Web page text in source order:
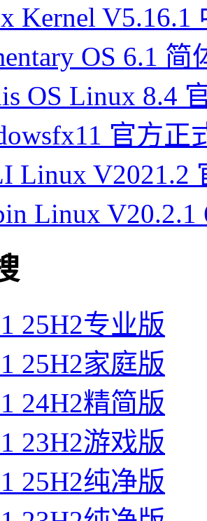
Kernel V5.16.1
OS 6.1
OS Linux 8.4
官方正
Linux V2021.2
Linux
25H2专业版
25H2家庭版
24H2精简版
23H2游戏版
25H2纯净版